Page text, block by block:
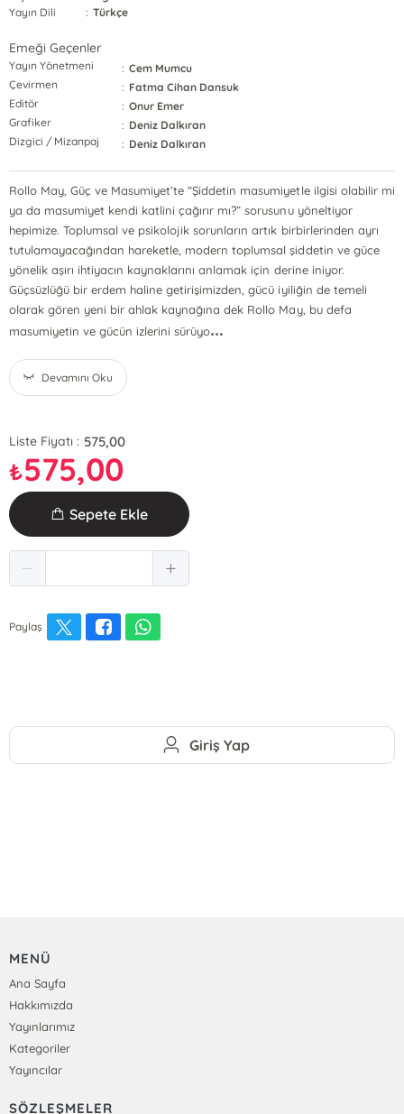
Yayın Dili
: Türkçe
Emeği Geçenler
Yayın Yönetmeni : Cem Mumcu
Çevirmen
: Fatma Cihan Dansuk
Editör
: Onur Emer
Grafiker
: Deniz Dalkıran
Dizgici / Mizanpaj
: Deniz Dalkıran
Rollo May, Güç ve Masumiyet’te “Şiddetin masumiyetle ilgisi olabilir mi
ya da masumiyet kendi katlini çağırır mı?” sorusunu yöneltiyor
hepimize. Toplumsal ve psikolojik sorunların artık birbirlerinden ayrı
tutulamayacağından hareketle, modern toplumsal şiddetin ve güce
yönelik aşırı ihtiyacın kaynaklarını anlamak için derine iniyor.
Güçsüzlüğü bir erdem haline getirişimizden, gücü iyiliğin de temeli
olarak gören yeni bir ahlak kaynağına dek Rollo May, bu defa
masumiyetin ve gücün izlerini sürüyo...
Devamını Oku
Liste Fiyatı : 575,00
₺575,00
Sepete Ekle
Paylaş
Giriş Yap
MENÜ
Ana Sayfa
Hakkımızda
Yayınlarımız
Kategoriler
Yayıncılar
SÖZLEŞMELER